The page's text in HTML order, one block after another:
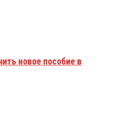
новое пособие в